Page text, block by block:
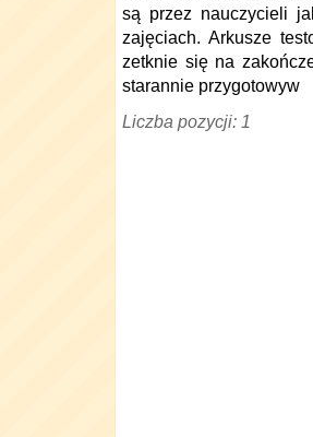
są przez nauczycieli
zajęciach. Arkusze
zetknie się na
starannie przygotowyw
Liczba pozycji: 1